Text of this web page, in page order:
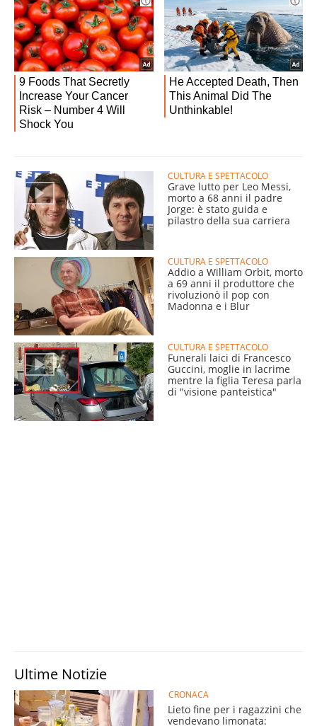
CULTURA E SPETTACOLO
Grave lutto per Leo Messi,
morto a 68 anni il padre
Jorge: è stato guida e
pilastro della sua carriera
CULTURA E SPETTACOLO
Addio a William Orbit, morto
a 69 anni il produttore che
rivoluzionò il pop con
Madonna e i Blur
CULTURA E SPETTACOLO
Funerali laici di Francesco
Guccini, moglie in lacrime
mentre la figlia Teresa parla
di "visione panteistica"
Ultime Notizie
CRONACA
Lieto fine per i ragazzini che
vendevano limonata: